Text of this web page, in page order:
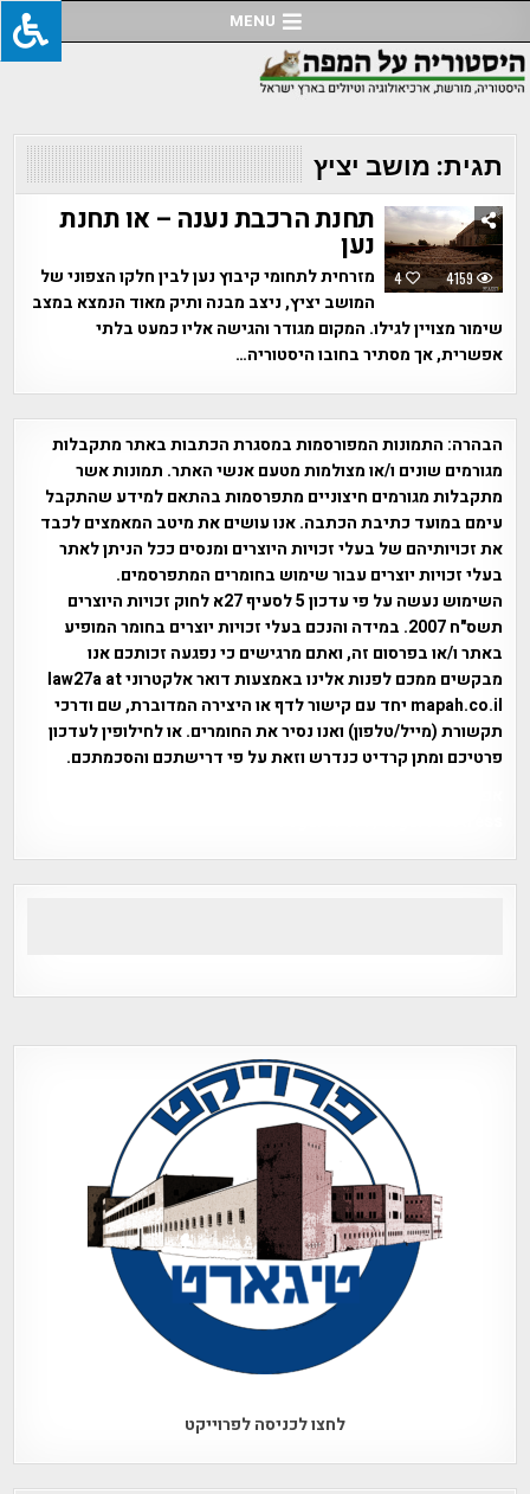
to
content
MENU
תגית: מושב יציץ
4 4159
תחנת הרכבת נענה – או תחנת
נען
מזרחית לתחומי קיבוץ נען לבין חלקו הצפוני של
המושב יציץ, ניצב מבנה ותיק מאוד הנמצא במצב
שימור מצויין לגילו. המקום מגודר והגישה אליו כמעט בלתי
אפשרית, אך מסתיר בחובו היסטוריה…
הבהרה: התמונות המפורסמות במסגרת הכתבות באתר מתקבלות
מגורמים שונים ו/או מצולמות מטעם אנשי האתר. תמונות אשר
מתקבלות מגורמים חיצוניים מתפרסמות בהתאם למידע שהתקבל
עימם במועד כתיבת הכתבה. אנו עושים את מיטב המאמצים לכבד
את זכויותיהם של בעלי זכויות היוצרים ומנסים ככל הניתן לאתר
בעלי זכויות יוצרים עבור שימוש בחומרים המתפרסמים.
השימוש נעשה על פי עדכון 5 לסעיף 27א לחוק זכויות היוצרים
תשס"ח 2007. במידה והנכם בעלי זכויות יוצרים בחומר המופיע
באתר ו/או בפרסום זה, ואתם מרגישים כי נפגעה זכותכם אנו
מבקשים ממכם לפנות אלינו באמצעות דואר אלקטרוני law27a at
mapah.co.il יחד עם קישור לדף או היצירה המדוברת, שם ודרכי
תקשורת (מייל/טלפון) ואנו נסיר את החומרים. או לחילופין לעדכון
פרטיכם ומתן קרדיט כנדרש וזאת על פי דרישתכם והסכמתכם.
לחצו לכניסה לפרוייקט